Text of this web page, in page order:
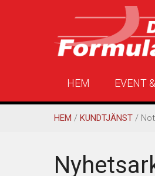
HEM EVENT
HEM / KUNDTJÄNST /